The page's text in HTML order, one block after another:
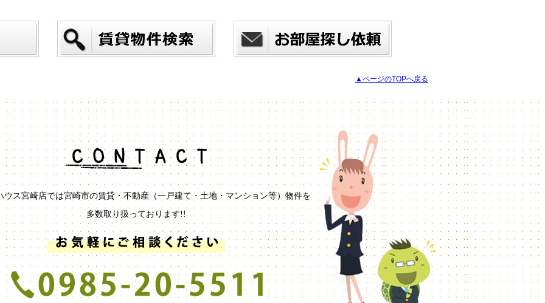
▲ページのTOPへ戻る
ウス宮崎店では宮崎市の賃貸・不動産（一戸建て・土地・マンション等）物件を
多数取り扱っております!!